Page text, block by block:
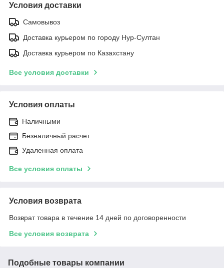
Условия доставки
Самовывоз
Доставка курьером по городу Нур-Султан
Доставка курьером по Казахстану
Все условия доставки
Условия оплаты
Наличными
Безналичный расчет
Удаленная оплата
Все условия оплаты
Условия возврата
Возврат товара в течение 14 дней по договоренности
Все условия возврата
Подобные товары компании